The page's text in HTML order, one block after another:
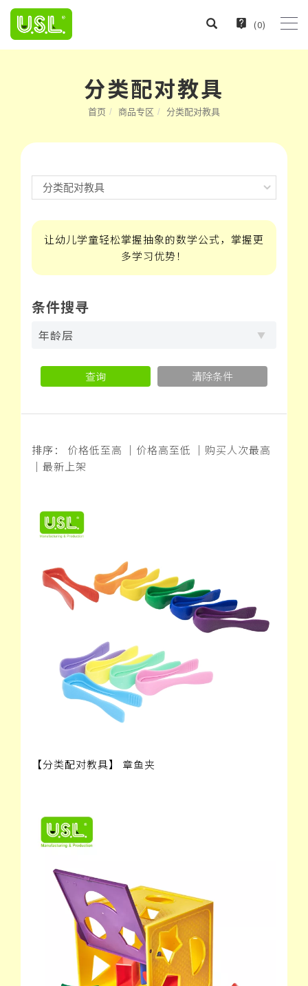
(0)
分类配对教具
首页 商品专区 分类配对教具
让幼儿学童轻松掌握抽象的数学公式，掌握更
多学习优势！
条件搜寻
年龄层
查询 清除条件
排序： 价格低至高 ｜ 价格高至低 ｜ 购买人次最高
｜ 最新上架
【分类配对教具】 章鱼夹